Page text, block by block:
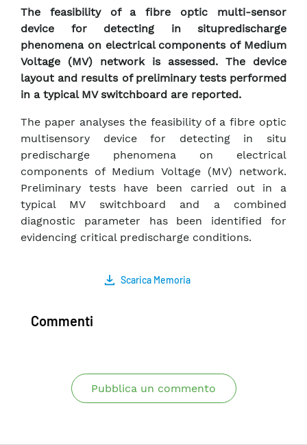
The feasibility of a fibre optic multi-sensor
device for detecting in situpredischarge
phenomena on electrical components of Medium
Voltage (MV) network is assessed. The device
layout and results of preliminary tests performed
in a typical MV switchboard are reported.
The paper analyses the feasibility of a fibre optic
multisensory device for detecting in situ
predischarge phenomena on electrical
components of Medium Voltage (MV) network.
Preliminary tests have been carried out in a
typical MV switchboard and a combined
diagnostic parameter has been identified for
evidencing critical predischarge conditions.
Scarica Memoria
Commenti
Pubblica un commento